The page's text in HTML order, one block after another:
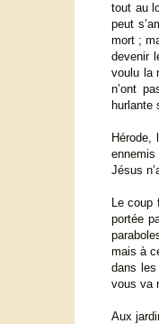
tout au
peut
mort ;
devenir
voulu la
n’ont
hurlante
ennemis
Jésus
Le coup
portée
mais à
dans
vous va
Aux